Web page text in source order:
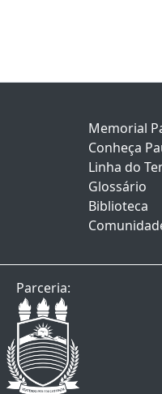
Memorial
Conheça
Linha do
Glossário
Biblioteca
Parceria: